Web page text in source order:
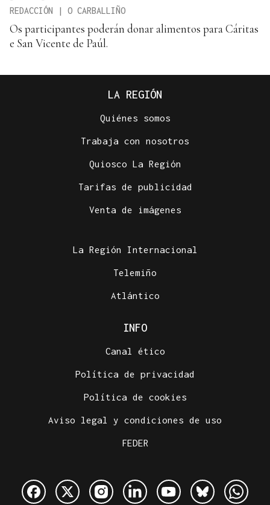
REDACCIÓN | O CARBALLIÑO
Os participantes poderán donar alimentos para Cáritas
e San Vicente de Paúl.
LA REGIÓN
Quiénes somos
Trabaja con nosotros
Quiosco La Región
Tarifas de publicidad
Venta de imágenes
La Región Internacional
Telemiño
Atlántico
INFO
Canal ético
Política de privacidad
Política de cookies
Aviso legal y condiciones de uso
FEDER